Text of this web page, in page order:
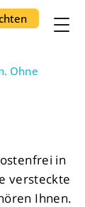
Ohne
in
versteckte
Ihnen.